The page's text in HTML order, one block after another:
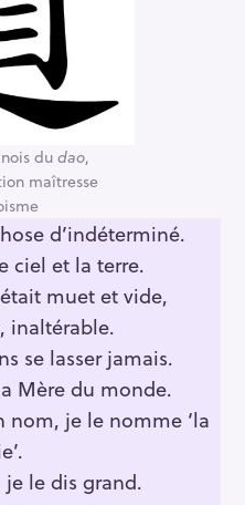
dudao,
maîtresse
d’indéterminé.
ciel et la terre.
muet et vide,
inaltérable.
se lasser jamais.
Mère du monde.
nom, je le nomme ‘la
le dis grand.